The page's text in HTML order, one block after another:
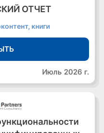
ОТЧЕТ
книги
Июль 2026 г.